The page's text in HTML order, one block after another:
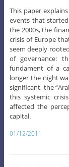
This paper
events that
the 2000s, the
crisis of Europe
seem deeply
of governance:
fundament of a
longer the night
significant, the
this systemic
affected the
capital.
01/12/2011